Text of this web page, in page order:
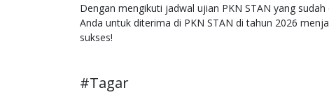
Dengan mengikuti jadwal ujian PKN STAN yang
Anda untuk diterima di PKN STAN di tahun 2026
sukses!
#Tagar